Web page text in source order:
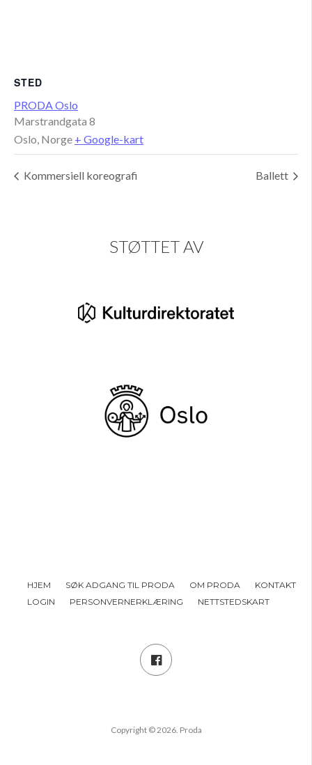
STED
PRODA Oslo
Marstrandgata 8
Oslo, Norge + Google-kart
Kommersiell koreografi Ballett
STØTTET AV
HJEM SØK ADGANG TIL PRODA OM PRODA
KONTAKT
LOGIN
PERSONVERNERKLÆRING NETTSTEDSKART
Copyright © 2026. Proda